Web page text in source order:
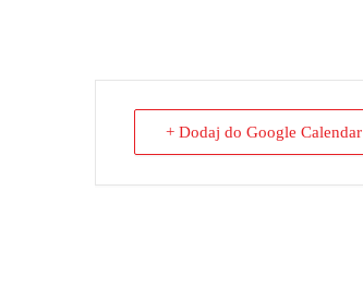
+ Dodaj do Google Calendar